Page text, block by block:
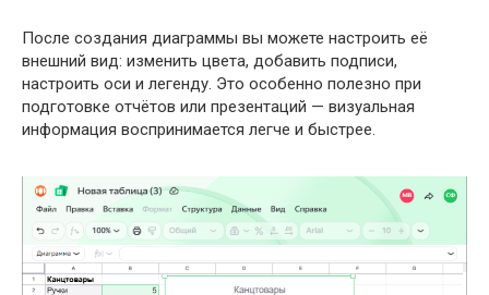
После создания диаграммы вы можете настроить её
внешний вид: изменить цвета, добавить подписи,
настроить оси и легенду. Это особенно полезно при
подготовке отчётов или презентаций — визуальная
информация воспринимается легче и быстрее.